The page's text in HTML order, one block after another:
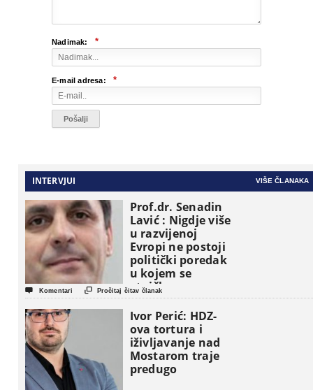
Nadimak: *
E-mail adresa: *
INTERVJUI VIŠE ČLANAKA
Prof.dr. Senadin
Lavić : Nigdje više
u razvijenoj
Evropi ne postoji
politički poredak
u kojem se
etničke grupe
pojavljuju kao
osnovne
političke jedinice
 Komentari  Pročitaj čitav članak
Ivor Perić: HDZ-
ova tortura i
iživljavanje nad
Mostarom traje
predugo